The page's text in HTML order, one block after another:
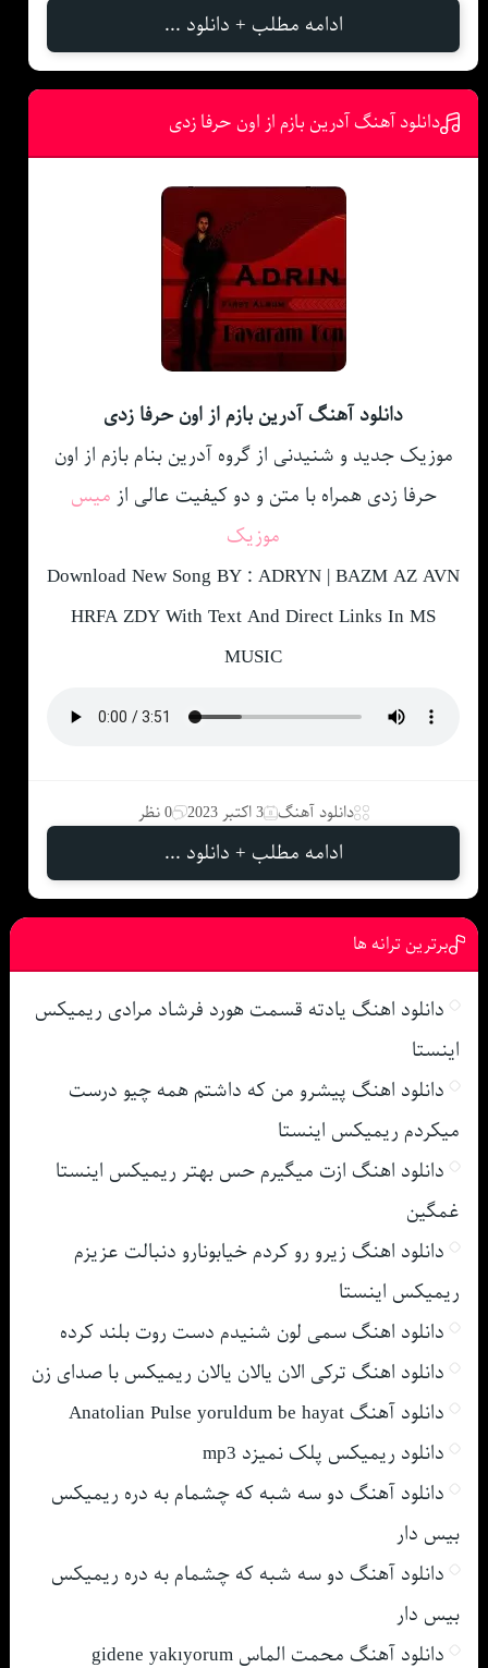
ادامه مطلب + دانلود ...
دانلود آهنگ آدرین بازم از اون حرفا زدی
دانلود آهنگ آدرین بازم از اون حرفا زدی
موزیک جدید و شنیدنی از گروه آدرین بنام بازم از اون
حرفا زدی همراه با متن و دو کیفیت عالی از میس
موزیک
Download New Song BY : ADRYN | BAZM AZ AVN
HRFA ZDY With Text And Direct Links In MS
MUSIC
دانلود آهنگ 3 اکتبر 2023 0 نظر
ادامه مطلب + دانلود ...
برترین ترانه ها
دانلود اهنگ یادته قسمت هورد فرشاد مرادی ریمیکس
اینستا
دانلود اهنگ پیشرو من که داشتم همه چیو درست
میکردم ریمیکس اینستا
دانلود اهنگ ازت میگیرم حس بهتر ریمیکس اینستا
غمگین
دانلود اهنگ زیرو رو کردم خیابونارو دنبالت عزیزم
ریمیکس اینستا
دانلود اهنگ سمی لون شنیدم دست روت بلند کرده
دانلود اهنگ ترکی الان یالان یالان ریمیکس با صدای زن
دانلود آهنگ Anatolian Pulse yoruldum be hayat
دانلود ریمیکس پلک نمیزد mp3
دانلود آهنگ دو سه شبه که چشمام به دره ریمیکس
بیس دار
دانلود آهنگ دو سه شبه که چشمام به دره ریمیکس
بیس دار
دانلود آهنگ محمت الماس gidene yakıyorum